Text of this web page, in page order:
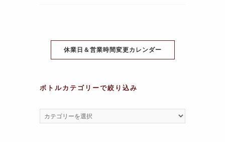
o
o
p
p
m
休業日＆営業時間変更カレンダー
ボトルカテゴリーで絞り込み